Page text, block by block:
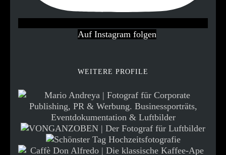
Auf Instagram folgen
WEITERE PROFILE